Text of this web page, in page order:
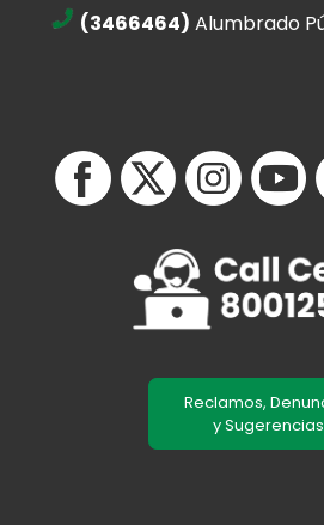
(3466464) Alumbrado
Reclamos,
y Sugerencias